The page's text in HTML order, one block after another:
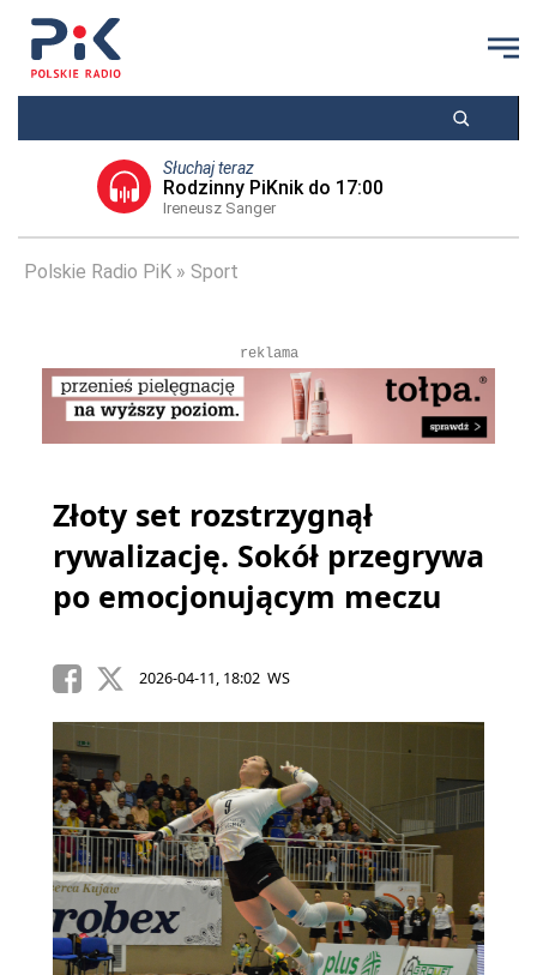
Słuchaj teraz
Rodzinny PiKnik do 17:00
Ireneusz Sanger
Polskie Radio PiK Sport
reklama
Złoty set rozstrzygnął
rywalizację. Sokół przegrywa
po emocjonującym meczu
2026-04-11, 18:02 WS